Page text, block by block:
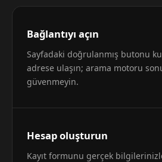
Bağlantıyı açın
Sayfadaki doğrulanmış butonu
adrese ulaşın; arama motoru
güvenmeyin.
Hesap oluşturun
Kayıt formunu gerçek